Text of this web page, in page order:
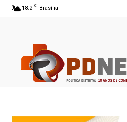
18.2 C Brasília